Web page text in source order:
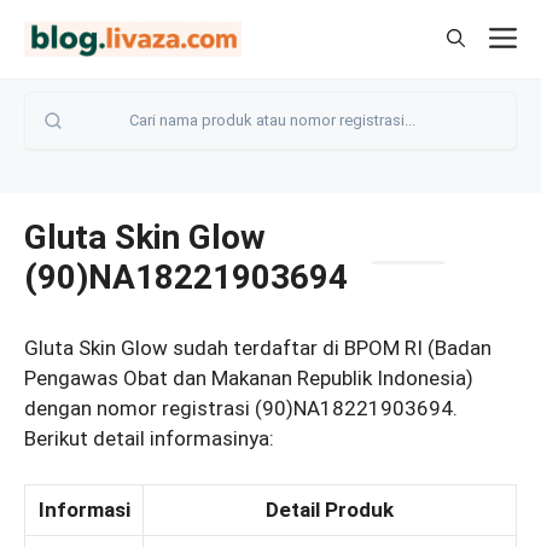
Gluta Skin Glow
(90)NA18221903694
Gluta Skin Glow sudah terdaftar di BPOM RI (Badan
Pengawas Obat dan Makanan Republik Indonesia)
dengan nomor registrasi (90)NA18221903694.
Berikut detail informasinya:
Informasi Detail Produk